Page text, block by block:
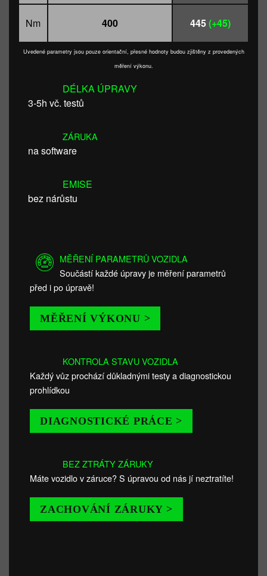
Nm 400 445(+45)
Uvedené parametry jsou pouze orientační, přesné hodnoty budou zjištěny z provedených
měření výkonu.
DÉLKA ÚPRAVY
3-5h vč. testů
ZÁRUKA
na software
EMISE
bez nárůstu
MĚŘENÍ PARAMETRŮ VOZIDLA
Součástí každé úpravy je měření parametrů
před i po úpravě!
MĚŘENÍ VÝKONU >
KONTROLA STAVU VOZIDLA
Každý vůz prochází důkladnými testy a diagnostickou
prohlídkou
DIAGNOSTICKÉ PRÁCE >
BEZ ZTRÁTY ZÁRUKY
Máte vozidlo v záruce? S úpravou od nás jí neztratíte!
ZACHOVÁNÍ ZÁRUKY >